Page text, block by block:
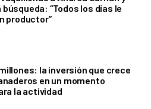
“Todos los días le
productor”
la inversión que crece
en un momento
la actividad